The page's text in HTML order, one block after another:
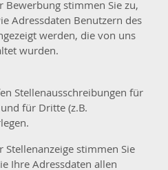
stimmen Sie zu,
Adressdaten Benutzern des
werden, die von uns
wurden.
Stellenausschreibungen für
für Dritte (z.B.
stimmen Sie
Ihre Adressdaten allen